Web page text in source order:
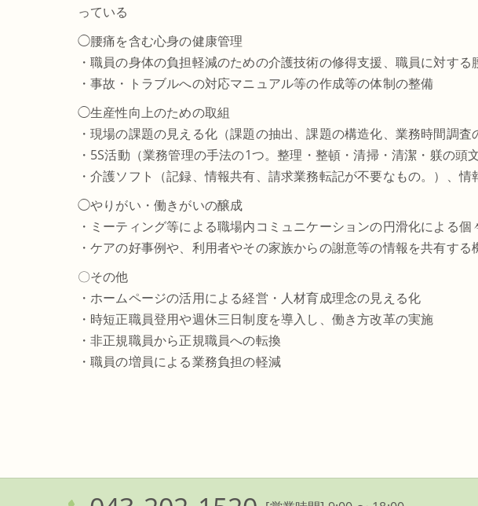
っている
◯腰痛を含む心身の健康管理
・職員の身体の負担軽減のための介護技術の修得支援、職員に対す
・事故・トラブルへの対応マニュアル等の作成等の体制の整備
◯生産性向上のための取組
・現場の課題の見える化（課題の抽出、課題の構造化、業務時間調
・5S活動（業務管理の手法の1つ。整理・整頓・清掃・清潔・躾の
・介護ソフト（記録、情報共有、請求業務転記が不要なもの。）、
◯やりがい・働きがいの醸成
・ミーティング等による職場内コミュニケーションの円滑化による
・ケアの好事例や、利用者やその家族からの謝意等の情報を共有する
〇その他
・ホームページの活用による経営・人材育成理念の見える化
・時短正職員登用や週休三日制度を導入し、働き方改革の実施
・非正規職員から正規職員への転換
・職員の増員による業務負担の軽減